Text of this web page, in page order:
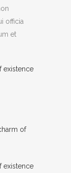
officia
et
existence
of
existence